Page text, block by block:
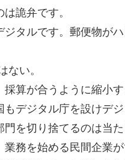
詭弁です。
タルです。郵便物が
ない。
算が合うように縮小す
デジタル庁を設けデジ
を切り捨てるのは当た
務を始める民間企業が